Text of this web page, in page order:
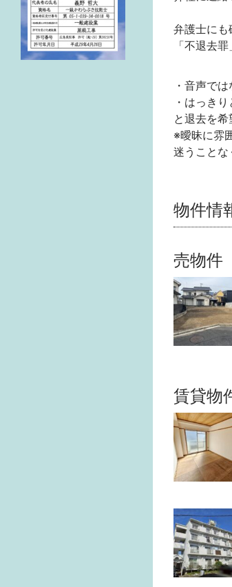
弁護士にも
「不退去
・音声で
・はっき
と退去を
※曖昧に雰
迷うことな
物件情
売物件
賃貸物